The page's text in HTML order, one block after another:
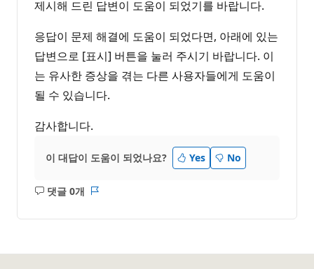
제시해 드린 답변이 도움이 되었기를 바랍니다.
응답이 문제 해결에 도움이 되었다면, 아래에 있는
답변으로 [표시] 버튼을 눌러 주시기 바랍니다. 이
는 유사한 증상을 겪는 다른 사용자들에게 도움이
될 수 있습니다.
감사합니다.
이 대답이 도움이 되었나요? Yes No
댓글 0개
설